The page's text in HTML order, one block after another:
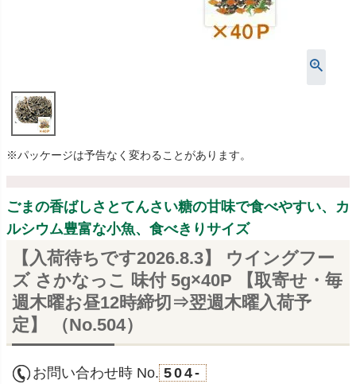
※パッケージは予告なく変わることがあります。
ごまの香ばしさとてんさい糖の甘味で食べやすい、カ
ルシウム豊富な小魚、食べきりサイズ
【入荷待ちです2026.8.3】 ウイングフー
ズ さかなっこ 味付 5g×40P 【取寄せ・毎
週木曜お昼12時締切⇒翌週木曜入荷予
定】 （No.504）
お問い合わせ時 No. 504-